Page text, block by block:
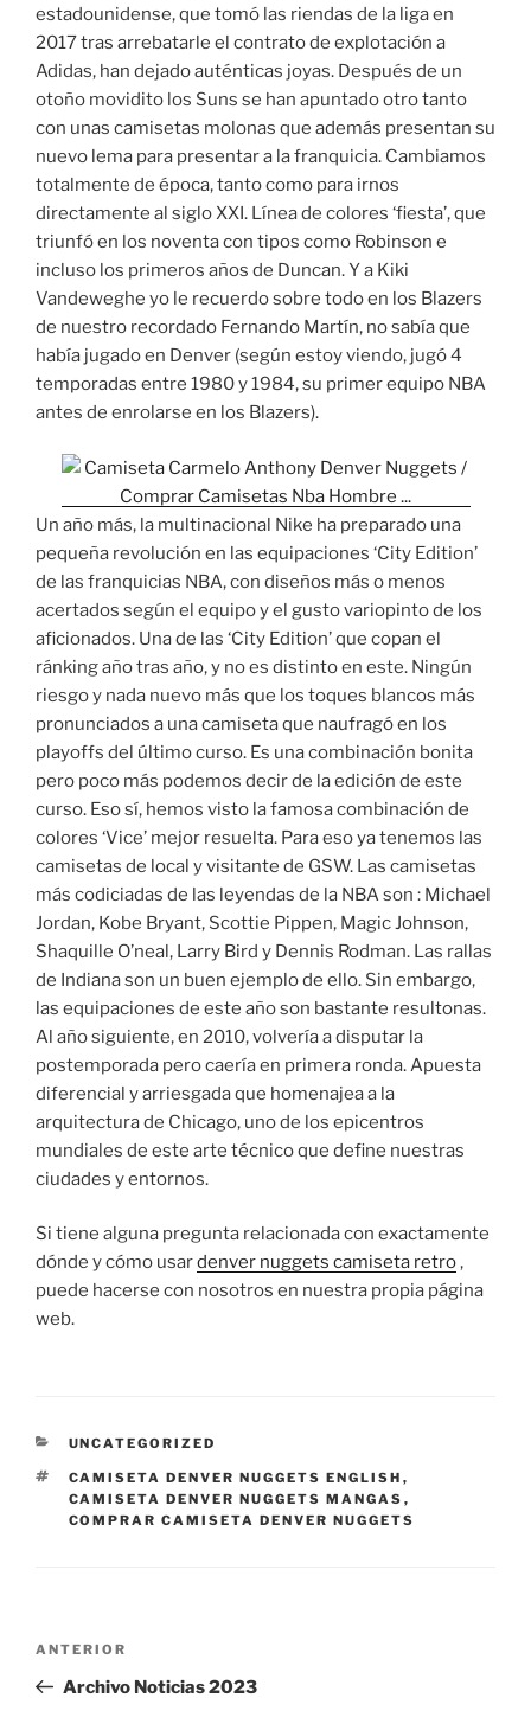
estadounidense, que tomó las riendas de la liga en
2017 tras arrebatarle el contrato de explotación a
Adidas, han dejado auténticas joyas. Después de un
otoño movidito los Suns se han apuntado otro tanto
con unas camisetas molonas que además presentan su
nuevo lema para presentar a la franquicia. Cambiamos
totalmente de época, tanto como para irnos
directamente al siglo XXI. Línea de colores ‘fiesta’, que
triunfó en los noventa con tipos como Robinson e
incluso los primeros años de Duncan. Y a Kiki
Vandeweghe yo le recuerdo sobre todo en los Blazers
de nuestro recordado Fernando Martín, no sabía que
había jugado en Denver (según estoy viendo, jugó 4
temporadas entre 1980 y 1984, su primer equipo NBA
antes de enrolarse en los Blazers).
Un año más, la multinacional Nike ha preparado una
pequeña revolución en las equipaciones ‘City Edition’
de las franquicias NBA, con diseños más o menos
acertados según el equipo y el gusto variopinto de los
aficionados. Una de las ‘City Edition’ que copan el
ránking año tras año, y no es distinto en este. Ningún
riesgo y nada nuevo más que los toques blancos más
pronunciados a una camiseta que naufragó en los
playoffs del último curso. Es una combinación bonita
pero poco más podemos decir de la edición de este
curso. Eso sí, hemos visto la famosa combinación de
colores ‘Vice’ mejor resuelta. Para eso ya tenemos las
camisetas de local y visitante de GSW. Las camisetas
más codiciadas de las leyendas de la NBA son : Michael
Jordan, Kobe Bryant, Scottie Pippen, Magic Johnson,
Shaquille O’neal, Larry Bird y Dennis Rodman. Las rallas
de Indiana son un buen ejemplo de ello. Sin embargo,
las equipaciones de este año son bastante resultonas.
Al año siguiente, en 2010, volvería a disputar la
postemporada pero caería en primera ronda. Apuesta
diferencial y arriesgada que homenajea a la
arquitectura de Chicago, uno de los epicentros
mundiales de este arte técnico que define nuestras
ciudades y entornos.
Si tiene alguna pregunta relacionada con exactamente
dónde y cómo usardenver nuggets camiseta retro,
puede hacerse con nosotros en nuestra propia página
web.
CATEGORÍAS
UNCATEGORIZED
ETIQUETAS
CAMISETA DENVER NUGGETS ENGLISH ,
CAMISETA DENVER NUGGETS MANGAS ,
COMPRAR CAMISETA DENVER NUGGETS
entradas
Entrada
anterior:
ANTERIOR
Archivo Noticias 2023